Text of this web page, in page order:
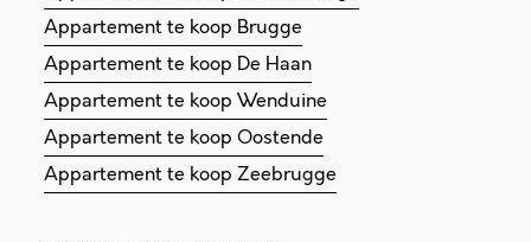
Appartement te koop Brugge
Appartement te koop De Haan
Appartement te koop Wenduine
Appartement te koop Oostende
Appartement te koop Zeebrugge